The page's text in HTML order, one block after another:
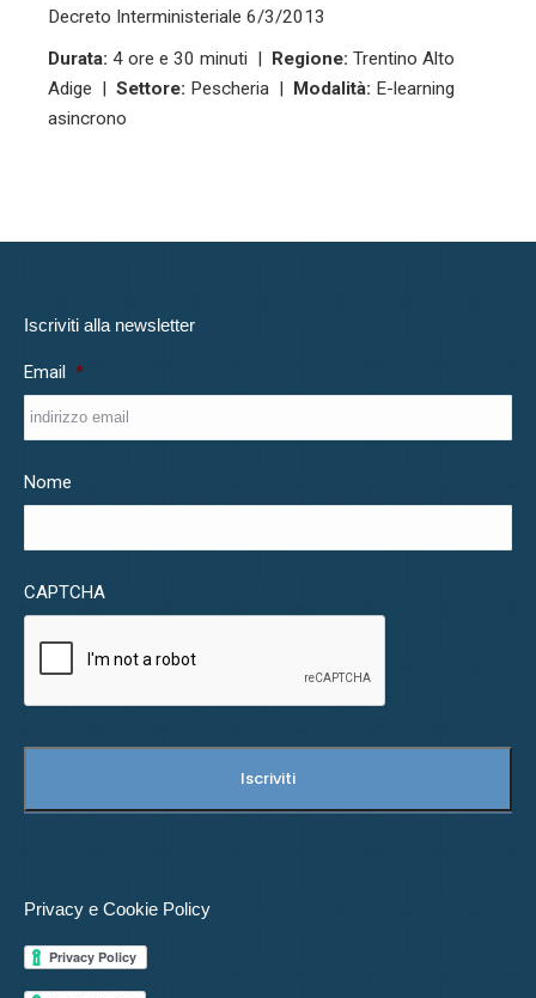
Decreto Interministeriale 6/3/2013
Durata: 4 ore e 30 minuti | Regione: Trentino Alto
Adige | Settore: Pescheria | Modalità: E-learning
asincrono
Iscriviti alla newsletter
Email *
Nome
CAPTCHA
Privacy e Cookie Policy